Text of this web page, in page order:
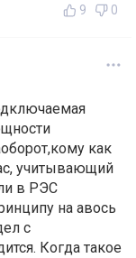
9 0
как
учитывающий
в РЭС
на авось
с
Когда такое